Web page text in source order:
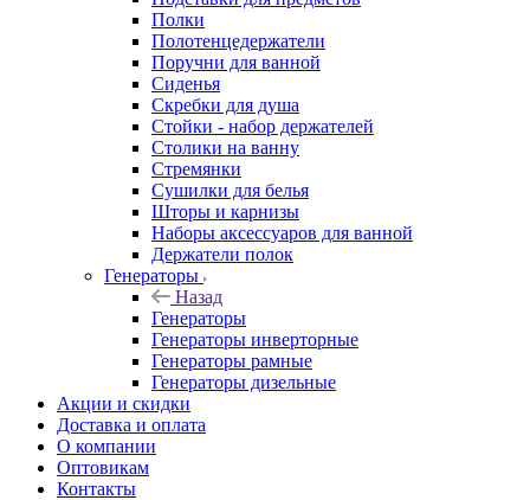
Полки
Полотенцедержатели
Поручни для ванной
Сиденья
Скребки для душа
Стойки - набор держателей
Столики на ванну
Стремянки
Сушилки для белья
Шторы и карнизы
Наборы аксессуаров для ванной
Держатели полок
Генераторы
Назад
Генераторы
Генераторы инверторные
Генераторы рамные
Генераторы дизельные
Акции и скидки
Доставка и оплата
О компании
Оптовикам
Контакты